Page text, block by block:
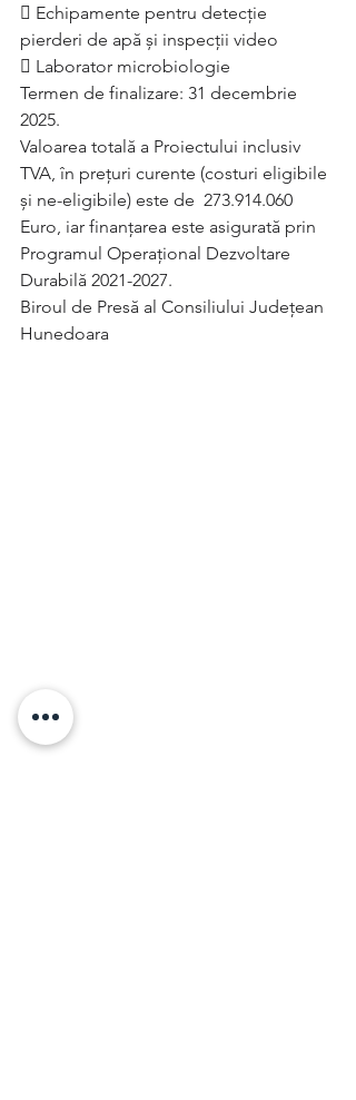
 Echipamente pentru detecție
pierderi de apă și inspecții video
 Laborator microbiologie
Termen de finalizare: 31 decembrie
2025.
Valoarea totală a Proiectului inclusiv
TVA, în prețuri curente (costuri eligibile
și ne-eligibile) este de  273.914.060
Euro, iar finanțarea este asigurată prin
Programul Operațional Dezvoltare
Durabilă 2021-2027.
Biroul de Presă al Consiliului Județean
Hunedoara